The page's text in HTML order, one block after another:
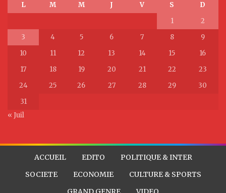
L M M J V S
D
1
2
3
4 5 6 7 8
9
10
11 12 13 14 15
16
17
18 19 20 21 22
23
24
25 26 27 28 29
30
31
« Juil
ACCUEIL EDITO
POLITIQUE & INTER
SOCIETE
ECONOMIE
CULTURE & SPORTS